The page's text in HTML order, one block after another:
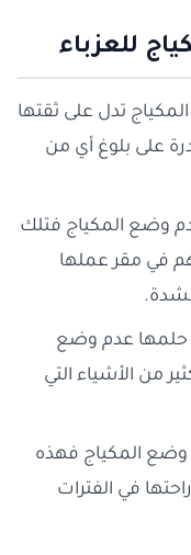
للعزباء
تدل على ثقتها
على بلوغ أي من
عدم وضع المكياج فتلك
في مقر عملها
حلمها عدم وضع
من الأشياء التي
وضع المكياج فهذه
في الفترات